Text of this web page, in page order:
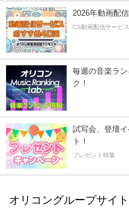
2026年動画配
CS動画配信サービ
毎週の音楽ラ
ク！
試写会、登壇
ト！
プレゼント特集
オリコングループサイト